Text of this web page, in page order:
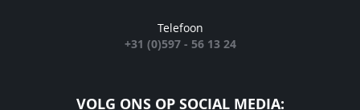
Telefoon
+31 (0)597 - 56 13 24
VOLG ONS OP SOCIAL MEDIA: